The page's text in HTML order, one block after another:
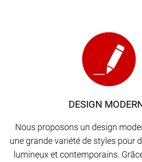
DESIGN
Nous proposons un design
une grande variété de styles pour
lumineux et contemporains.